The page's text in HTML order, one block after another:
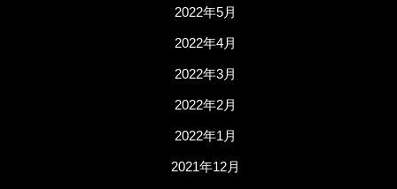
2022年5月
2022年4月
2022年3月
2022年2月
2022年1月
2021年12月